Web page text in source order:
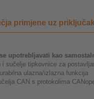
primjene uz
upotrebljavati kao
i sučelje tipkovnice za
ulazna/izlazna funkcija
CAN s protokolima